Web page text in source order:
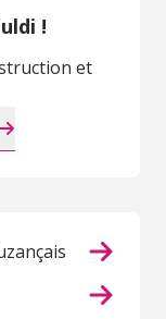
!
et